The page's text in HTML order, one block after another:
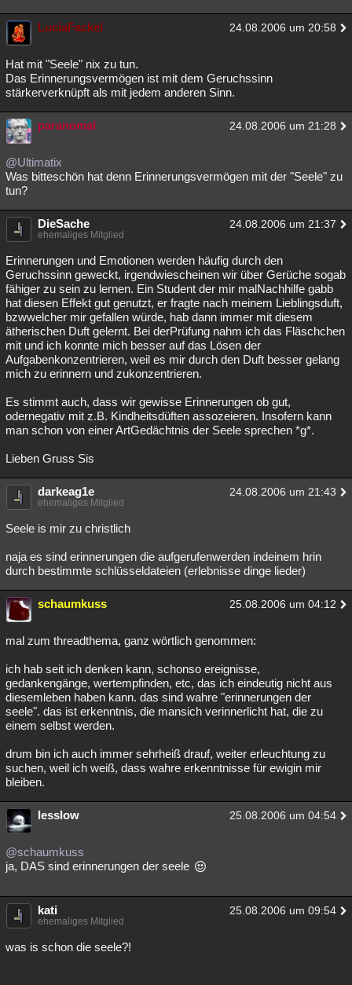
LuciaFackel 24.08.2006 um 20:58
Hat mit "Seele" nix zu tun.
Das Erinnerungsvermögen ist mit dem Geruchssinn
stärkerverknüpft als mit jedem anderen Sinn.
paranomal 24.08.2006 um 21:28
@Ultimatix
Was bitteschön hat denn Erinnerungsvermögen mit der "Seele" zu
tun?
DieSache 24.08.2006 um 21:37
ehemaliges Mitglied
Erinnerungen und Emotionen werden häufig durch den
Geruchssinn geweckt, irgendwiescheinen wir über Gerüche sogab
fähiger zu sein zu lernen. Ein Student der mir malNachhilfe gabb
hat diesen Effekt gut genutzt, er fragte nach meinem Lieblingsduft,
bzwwelcher mir gefallen würde, hab dann immer mit diesem
ätherischen Duft gelernt. Bei derPrüfung nahm ich das Fläschchen
mit und ich konnte mich besser auf das Lösen der
Aufgabenkonzentrieren, weil es mir durch den Duft besser gelang
mich zu erinnern und zukonzentrieren.
Es stimmt auch, dass wir gewisse Erinnerungen ob gut,
odernegativ mit z.B. Kindheitsdüften assozeieren. Insofern kann
man schon von einer ArtGedächtnis der Seele sprechen *g*.
Lieben Gruss Sis
darkeag1e 24.08.2006 um 21:43
ehemaliges Mitglied
Seele is mir zu christlich
naja es sind erinnerungen die aufgerufenwerden indeinem hrin
durch bestimmte schlüsseldateien (erlebnisse dinge lieder)
schaumkuss 25.08.2006 um 04:12
mal zum threadthema, ganz wörtlich genommen:
ich hab seit ich denken kann, schonso ereignisse,
gedankengänge, wertempfinden, etc, das ich eindeutig nicht aus
diesemleben haben kann. das sind wahre "erinnerungen der
seele". das ist erkenntnis, die mansich verinnerlicht hat, die zu
einem selbst werden.
drum bin ich auch immer sehrheiß drauf, weiter erleuchtung zu
suchen, weil ich weiß, dass wahre erkenntnisse für ewigin mir
bleiben.
lesslow 25.08.2006 um 04:54
@schaumkuss
ja, DAS sind erinnerungen der seele
kati 25.08.2006 um 09:54
ehemaliges Mitglied
was is schon die seele?!